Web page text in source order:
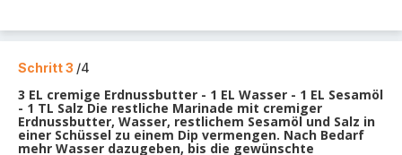
Schritt 3 /4
3 EL cremige Erdnussbutter - 1 EL Wasser - 1 EL Sesamöl
- 1 TL Salz Die restliche Marinade mit cremiger
Erdnussbutter, Wasser, restlichem Sesamöl und Salz in
einer Schüssel zu einem Dip vermengen. Nach Bedarf
mehr Wasser dazugeben, bis die gewünschte